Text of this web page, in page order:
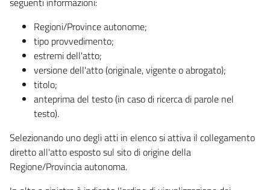
Regioni/Province autonome;
tipo provvedimento;
estremi dell'atto;
versione dell'atto (originale, vigente o abrogato);
titolo;
anteprima del testo (in caso di ricerca di parole nel
testo).
Selezionando uno degli atti in elenco si attiva il collegamento
diretto all'atto esposto sul sito di origine della
Regione/Provincia autonoma.